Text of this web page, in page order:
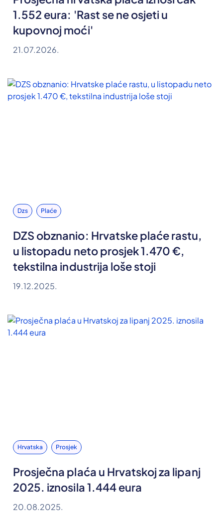
1.552 eura: 'Rast se ne osjeti u
kupovnoj moći'
21.07.2026.
Dzs Plaće
DZS obznanio: Hrvatske plaće rastu,
u listopadu neto prosjek 1.470 €,
tekstilna industrija loše stoji
19.12.2025.
Hrvatska Prosjek
Prosječna plaća u Hrvatskoj za lipanj
2025. iznosila 1.444 eura
20.08.2025.